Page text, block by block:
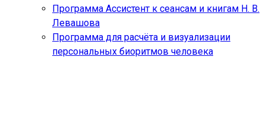
Программа Ассистент к сеансам и книгам Н. В.
Левашова
Программа для расчёта и визуализации
персональных биоритмов человека